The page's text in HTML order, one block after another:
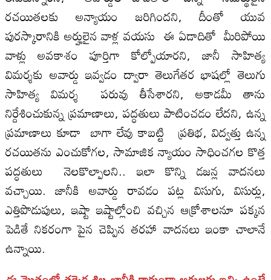
రచయితలకు అన్యాయం జరిగిందని, దీంతో యువ
పురస్కారానికి అర్హులైన వాళ్ల వయసు ఈ ఏడాదితో మీరిపోయి
వాళ్లు అవకాశం పూర్తిగా కోల్పోయారని, జానీ సాహిత్య
విమర్శకు అవార్డు ఇవ్వడం ద్వారా తెలుగేతర భాషల్లో తెలుగు
సాహిత్య విమర్శ పరువు తీసేశారని, అకాడమీ తాను
నిర్దేశించుకున్న ప్రమాణాలు, పద్ధతులు పాటించడం లేదని, ఉన్న
ప్రమాణాలు కూడా బాగా లేవు కాబట్టి ప్రతిభ, విద్వత్తు ఉన్న
రచయితను ఎంచుకోగల, సామాజిక న్యాయం సాధించగల కొత్త
పద్ధతులు నెలకొల్పాలని.. ఇలా కొన్ని డజన్ల వాదనలు
వచ్చాయి. జానీకి అవార్డు రావడం పట్ల విసుగు, విసుర్లు,
ఎత్తిపొడుపులు, ఇష్టా ఇష్టాల్లోంచి వచ్చిన ఆక్రోశాలనూ పక్కన
పెడితే నికరంగా పైన చెప్పిన తరహా వాదనలు ఇంకా చాలానే
ఉన్నాయి.